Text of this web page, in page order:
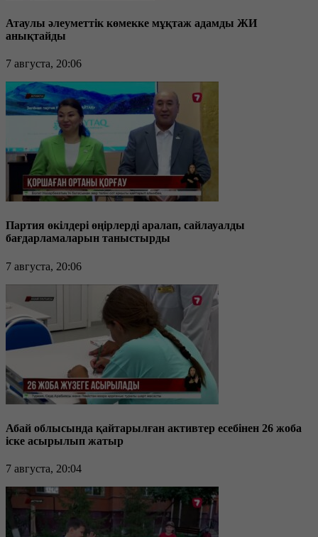
Атаулы әлеуметтік көмекке мұқтаж адамды ЖИ
анықтайды
7 августа, 20:06
Партия өкілдері өңірлерді аралап, сайлауалды
бағдарламаларын таныстырды
7 августа, 20:06
Абай облысында қайтарылған активтер есебінен 26 жоба
іске асырылып жатыр
7 августа, 20:04